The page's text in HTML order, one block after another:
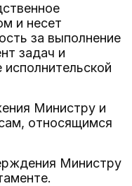
и несет
за выполнение
задач и
Министру и
относящимся
Министру